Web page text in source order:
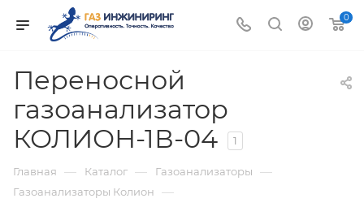
0
Переносной
газоанализатор
КОЛИОН-1В-04
1
Главная — Каталог — Газоанализаторы —
Газоанализаторы Колион —